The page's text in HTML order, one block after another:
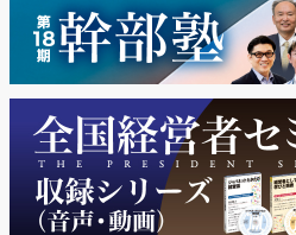
「能力」の前に「資質」
／社長業ネクスト #445
ング経営入
の決め手(203)
ンク上の手紙・メール術(100)
”(30)
楽しむ基礎レッスン(12)
長が読むべき今月の4冊(88)
楽しむ読書術(162)
氣」(30)
ーツ・ビジネスに学ぶ心理学(98)
の『これぞ！"本物の温泉"』(157)
繁栄への着眼点 牟田太陽(76)
講話を聞いて学ぼう 実学・耳学・磨
(7)